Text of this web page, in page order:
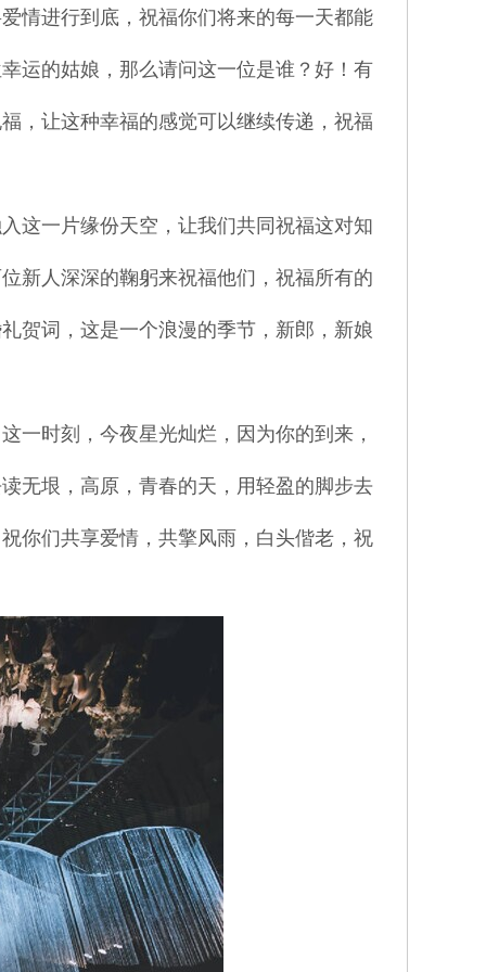
情进行到底，祝福你们将来的每一天都能
运的姑娘，那么请问这一位是谁？好！有
，让这种幸福的感觉可以继续传递，祝福
这一片缘份天空，让我们共同祝福这对知
新人深深的鞠躬来祝福他们，祝福所有的
贺词，这是一个浪漫的季节，新郎，新娘
一时刻，今夜星光灿烂，因为你的到来，
无垠，高原，青春的天，用轻盈的脚步去
你们共享爱情，共擎风雨，白头偕老，祝